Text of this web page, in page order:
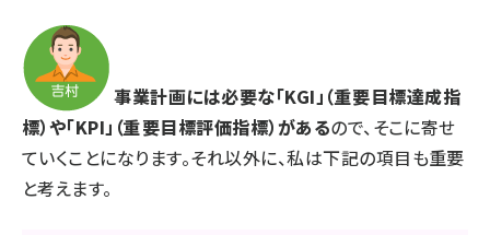
事業計画には必要な「KGI」（重要目標達成指
標）や「KPI」（重要目標評価指標）があるので、そこに寄せ
ていくことになります。それ以外に、私は下記の項目も重要
と考えます。